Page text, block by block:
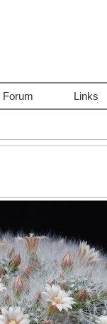
Forum Links